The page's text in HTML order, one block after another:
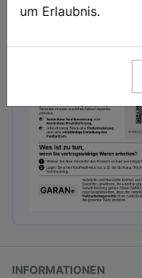
um Erlaubnis.
INFORMATIONEN